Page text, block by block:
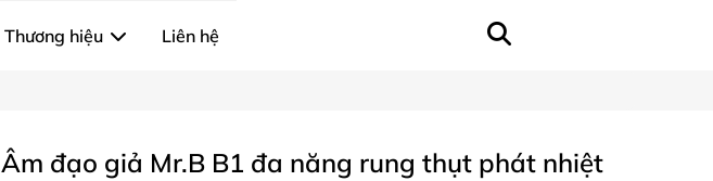
Thương hiệu Liên hệ
Âm đạo giả Mr.B B1 đa năng rung thụt phát nhiệt